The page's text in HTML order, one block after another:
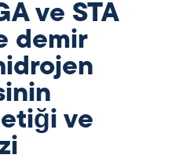
ve STA
demir
ve